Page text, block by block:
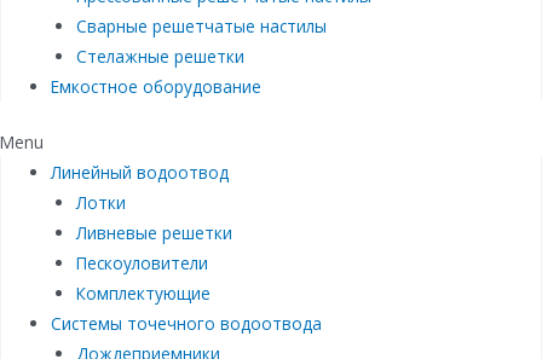
Сварные решетчатые настилы
Стелажные решетки
Емкостное оборудование
Menu
Линейный водоотвод
Лотки
Ливневые решетки
Пескоуловители
Комплектующие
Системы точечного водоотвода
Дождеприемники